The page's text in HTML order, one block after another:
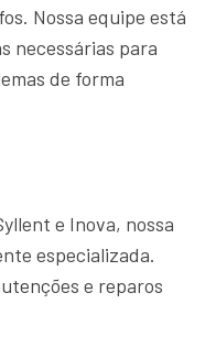
Nossa equipe está
necessárias para
de forma
e Inova, nossa
especializada.
e reparos